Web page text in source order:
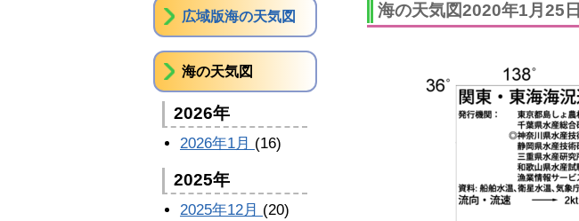
海の天気図2020年1月25日
広域版海の天気図
海の天気図
2026年
2026年1月 (16)
2025年
2025年12月 (20)